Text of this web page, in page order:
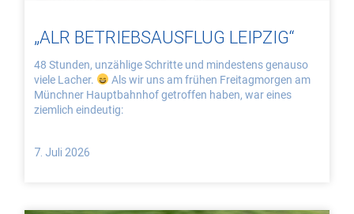
„ALR BETRIEBSAUSFLUG LEIPZIG“
48 Stunden, unzählige Schritte und mindestens genauso
viele Lacher.
Als wir uns am frühen Freitagmorgen am
Münchner Hauptbahnhof getroffen haben, war eines
ziemlich eindeutig:
7. Juli 2026